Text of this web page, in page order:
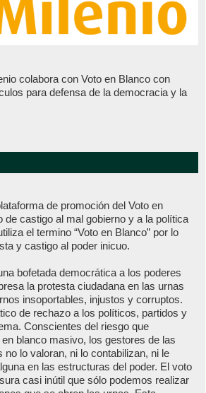
colabora con Voto en Blanco con
para defensa de la democracia y la
de promoción del Voto en
de castigo al mal gobierno y a la política
el termino “Voto en Blanco” por lo
y castigo al poder inicuo.
bofetada democrática a los poderes
la protesta ciudadana en las urnas
insoportables, injustos y corruptos.
de rechazo a los políticos, partidos y
Conscientes del riesgo que
blanco masivo, los gestores de las
lo valoran, ni lo contabilizan, ni le
en las estructuras del poder. El voto
casi inútil que sólo podemos realizar